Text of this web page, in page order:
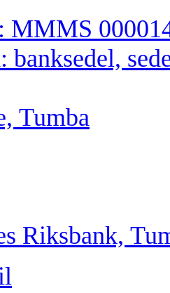
MMMS
banksedel,
Tumba
Riksbank,